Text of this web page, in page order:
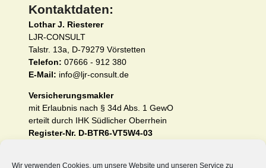
Wir verwenden Cookies, um unsere Website und unseren Service zu
Kontaktdaten:
Lothar J. Riesterer
LJR-CONSULT
Talstr. 13a, D-79279 Vörstetten
Telefon: 07666 - 912 380
E-Mail: info@ljr-consult.de
Versicherungsmakler
mit Erlaubnis nach § 34d Abs. 1 GewO
erteilt durch IHK Südlicher Oberrhein
Register-Nr. D-BTR6-VT5W4-03